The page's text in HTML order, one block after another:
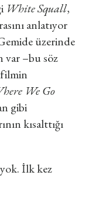
White Squall,
anlatıyor
üzerinde
var –bu söz
We Go
gibi
kısalttığı
İlk kez